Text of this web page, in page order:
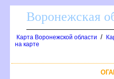
оронежская
Карта Воронежской области /
на карте